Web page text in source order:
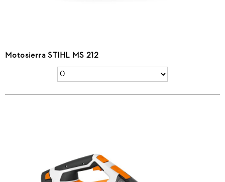
Motosierra STIHL MS 212